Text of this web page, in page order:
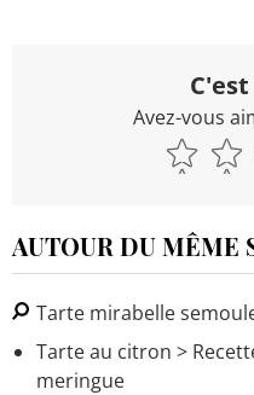
Avez-vous
AUTOUR DU MÊME
Tarte mirabelle
Tarte au citron >
meringue